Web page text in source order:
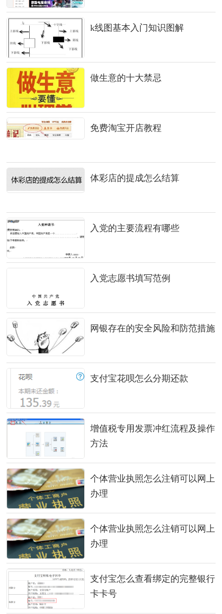
k线图基本入门知识图解
做生意的十大禁忌
免费淘宝开店教程
体彩店的提成怎么结算
入党的主要流程有哪些
入党志愿书填写范例
网银存在的安全风险和防范措施
支付宝花呗怎么分期还款
增值税专用发票冲红流程及操作
方法
个体营业执照怎么注销可以网上
办理
个体营业执照怎么注销可以网上
办理
支付宝怎么查看绑定的完整银行
卡卡号